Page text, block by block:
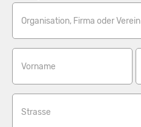
Organisation, Firma oder Verein
Vorname
Strasse